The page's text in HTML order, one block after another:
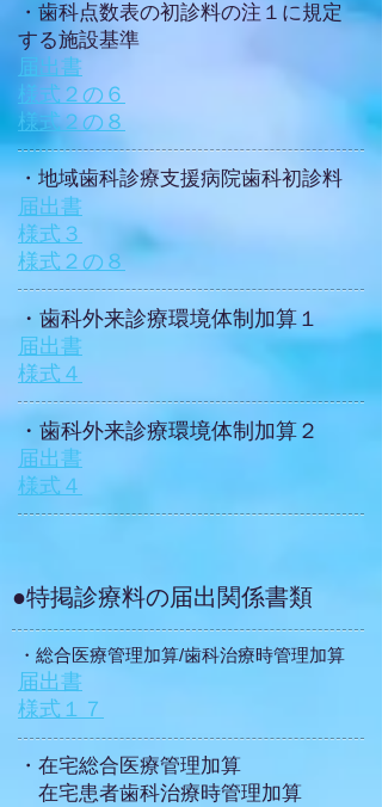
​・歯科点数表の初診料の注１に規定
する施設基準
届出書
​様式２の６
​様式２の８
​・地域歯科診療支援病院歯科初診料
届出書
​様式３
​様式２の８
​・歯科外来診療環境体制加算１
届出書
​様式４
届出書
​・歯科外来診療環境体制加算２
​様式４
●特掲診療料の届出関係書類
​・総合医療管理加算/歯科治療時管理加算
届出書
​様式１７
​・在宅総合医療管理加算
在宅患者歯科治療時管理加算